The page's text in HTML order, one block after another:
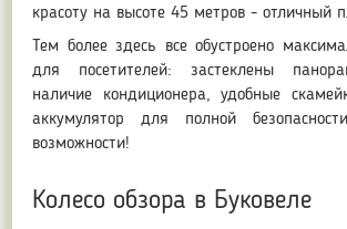
красоту на высоте 45 метров - отличный
Тем более здесь все обустроено
для посетителей: застеклены
наличие кондиционера, удобные
аккумулятор для полной
возможности!
Колесо обзора в Буковеле